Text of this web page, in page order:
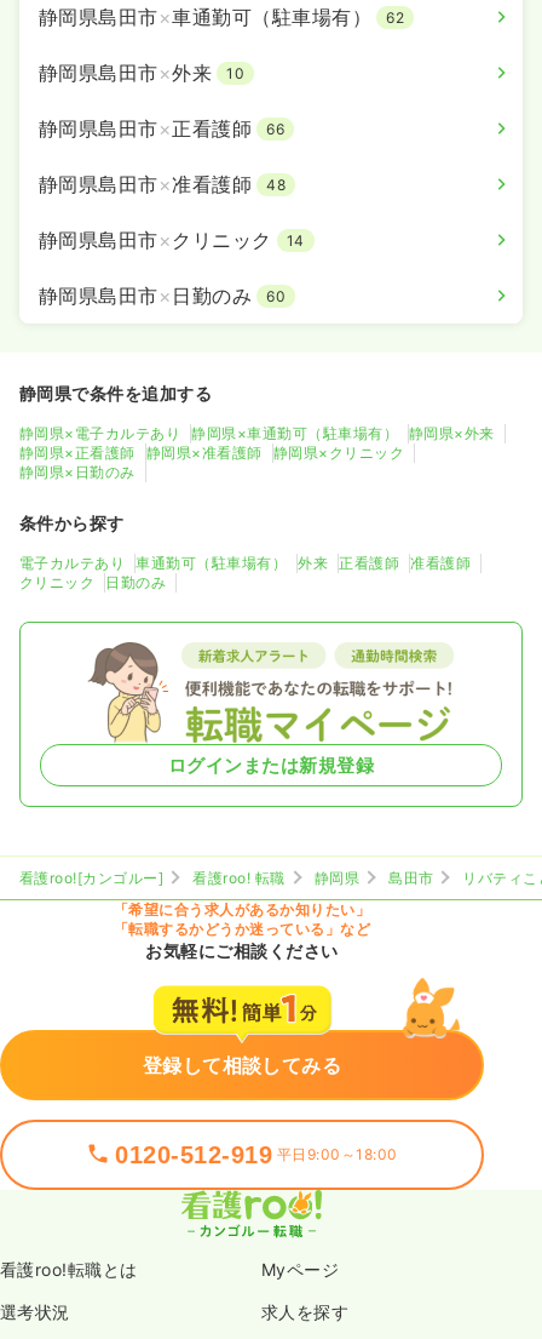
静岡県島田市×車通勤可（駐車場有） 62
静岡県島田市×外来 10
静岡県島田市×正看護師 66
静岡県島田市×准看護師 48
静岡県島田市× クリニック 14
静岡県島田市× 日勤のみ 60
静岡県で条件を追加する
静岡県×電子カルテあり 静岡県×車通勤可（駐車場有）
静岡県×外来
静岡県×正看護師
静岡県×准看護師
静岡県×クリニック
静岡県×日勤のみ
条件から探す
電子カルテあり 車通勤可（駐車場有） 外来 正看護師
准看護師
クリニック
日勤のみ
ログインまたは新規登録
看護roo![カンゴルー] 看護roo! 転職 静岡県 島田市
リバティ
「希望に合う求人があるか知りたい」
「転職するかどうか迷っている」など
お気軽にご相談ください
登録して相談してみる
0120-512-919 平日9:00～18:00
看護roo!転職とは Myページ
選考状況 求人を探す